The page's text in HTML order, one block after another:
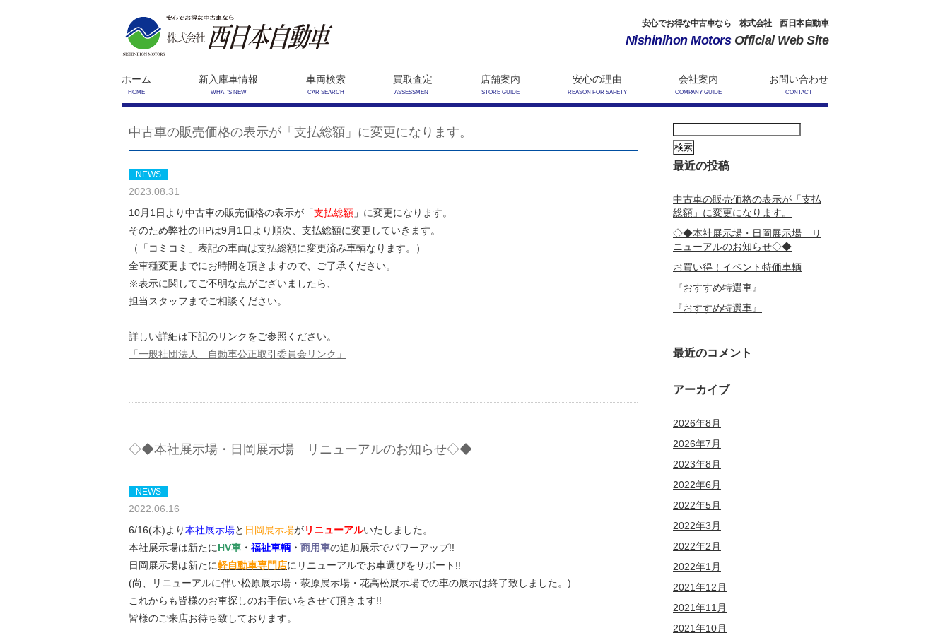
安心でお得な中古車なら 株式会社 西日本自動車
Nishinihon MotorsOfficial Web Site
ホーム
HOME
新入庫車情報
WHAT’S NEW
車両検索
CAR SEARCH
買取査定
ASSESSMENT
店舗案内
STORE GUIDE
安心の理由
REASON FOR SAFETY
会社案内
COMPANY GUIDE
お問い合わせ
CONTACT
中古車の販売価格の表示が「支払総額」に変更になります。
NEWS
2023.08.31
10月1日より中古車の販売価格の表示が 「支払総額 」 に変更になります。
そのため弊社のHPは9月1日より順次、支払総額に変更していきます。
（「コミコミ」表記の車両は支払総額に変更済み車輌なります。）
全車種変更までにお時間を頂きますので、ご了承ください。
※表示に関してご不明な点がございましたら、
担当スタッフまでご相談ください。
詳しい詳細は下記のリンクをご参照ください。
「一般社団法人 自動車公正取引委員会リンク」
◇◆本社展示場・日岡展示場 リニューアルのお知らせ◇◆
NEWS
2022.06.16
6/16(木)より本社展示場と 日岡展示場がリニューアルいたしました。
本社展示場は新たにHV車 ・ 福祉車輌 ・ 商用車の追加展示でパワーアップ!!
日岡展示場は新たに軽自動車専門店にリニューアルでお車選びをサポート!!
(尚、リニューアルに伴い松原展示場・萩原展示場・花高松展示場での車の展示は終了致しました。)
これからも皆様のお車探しのお手伝いをさせて頂きます!!
皆様のご来店お待ち致しております。
索:
最近の投稿
中古車の販売価格の表示が「支払
総額」に変更になります。
◇◆本社展示場・日岡展示場 リ
ニューアルのお知らせ◇◆
お買い得！イベント特価車輌
『おすすめ特選車』
『おすすめ特選車』
最近のコメント
アーカイブ
2026年8月
2026年7月
2023年8月
2022年6月
2022年5月
2022年3月
2022年2月
2022年1月
2021年12月
2021年11月
2021年10月